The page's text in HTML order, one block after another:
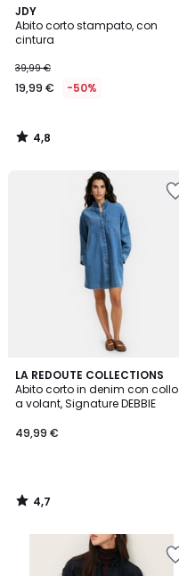
JDY
Abito corto stampato, con
cintura
39,99 €
19,99 € -50%
4,8
/ 5
4,8
/
LA REDOUTE COLLECTIONS
Abito corto in denim con collo
a volant, Signature DEBBIE
49,99 €
4,7
/ 5
4,7
/